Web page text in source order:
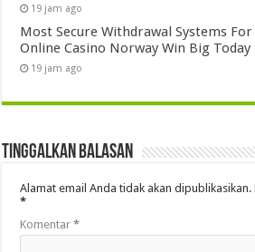
19 jam ago
Most Secure Withdrawal Systems For
Online Casino Norway Win Big Today
19 jam ago
Tinggalkan Balasan
Alamat email Anda tidak akan dipublikasikan.
*
Komentar*